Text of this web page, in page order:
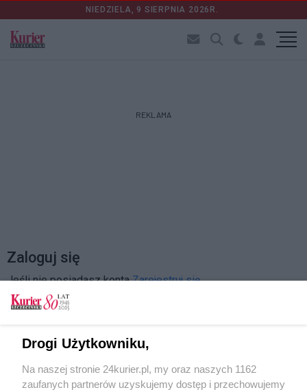
NIEDZIELA, 9 SIERPNIA 2026R.
REKLAMA
Zaloguj się
Jeśli nie posiadasz kontaZarejestruj się
Drogi Użytkowniku,
Na naszej stronie 24kurier.pl, my oraz naszych 1162
zaufanych partnerów uzyskujemy dostęp i przechowujemy